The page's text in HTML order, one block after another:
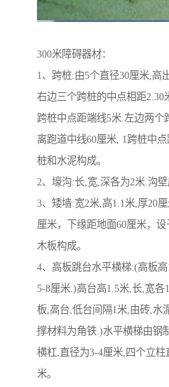
300米障碍器材：
1、跨桩:由5个直径30厘米,高
右边三个跨桩的中点相距2.30
跨桩中点距端线5米.左边两个
离跑道中线60厘米, 1跨桩中
桩和水泥构成。
2、壕沟:长,宽,深各为2米.沟壁
3、矮墙:宽2米,高1.1米,厚20
厘米，下缘距地面60厘米，
木板构成。
4、高板跳台水平横梯:(高板
5-8厘米.)高台高1.5米,长,宽
板,高台,低台间隔1米,由砖,水
撑材料为角铁.)水平横梯由钢
横杠,直径为3-4厘米,四个立
米。